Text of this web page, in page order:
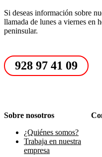
Si deseas información sobre
llamada de lunes a viernes en
peninsular.
928 97 41 09
Sobre nosotros
¿Quiénes somos?
Trabaja en nuestra
empresa